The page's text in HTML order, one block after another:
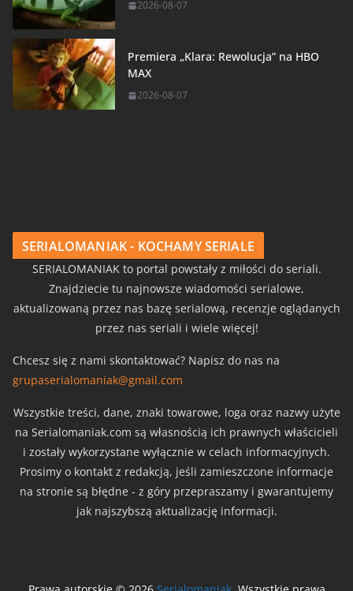
2026-08-07
Premiera „Klara: Rewolucja” na HBO
MAX
2026-08-07
SERIALOMANIAK - KOCHAMY SERIALE
SERIALOMANIAK to portal powstały z miłości do seriali.
Znajdziecie tu najnowsze wiadomości serialowe,
aktualizowaną przez nas bazę serialową, recenzje oglądanych
przez nas seriali i wiele więcej!
Chcesz się z nami skontaktować? Napisz do nas na
grupaserialomaniak@gmail.com
Wszystkie treści, dane, znaki towarowe, loga oraz nazwy użyte
na Serialomaniak.com są własnością ich prawnych właścicieli
i zostały wykorzystane wyłącznie w celach informacyjnych.
Prosimy o kontakt z redakcją, jeśli zamieszczone informacje
na stronie są błędne - z góry przepraszamy i gwarantujemy
jak najszybszą aktualizację informacji.